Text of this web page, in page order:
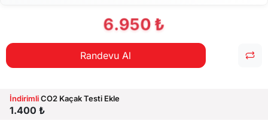
6.950 ₺
Randevu Al
İndirimliCO2 Kaçak Testi Ekle
1.400 ₺